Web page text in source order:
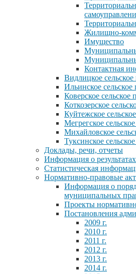
Жилищно-
Имущество
Контактная
Видлицкое сельское
Ильинское сельское
Коверское сельское
Коткозерское
Куйтежское
Мегрегское
Михайловское
Туксинское
Доклады, речи, отчеты
Информация о
Статистическая
Нормативно-правовые
Информация о
муниципальных
Проекты
Постановления
2009 г.
2010 г.
2011 г.
2012 г.
2013 г.
2014 г.